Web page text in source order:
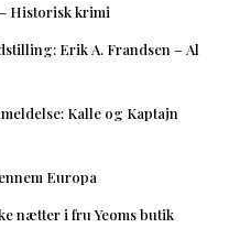
Historisk krimi
Erik A. Frandsen – Al
Kalle og Kaptajn
Europa
nætter i fru Yeoms butik